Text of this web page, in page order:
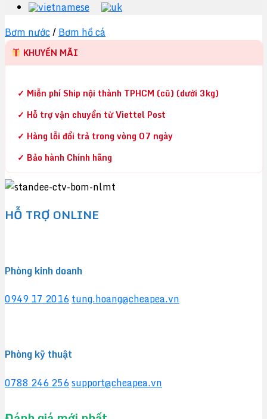
Bơm nước/Bơm hồ cá
KHUYẾN MÃI
✓ Miễn phí Ship nội thành TPHCM (cũ) (dưới 3kg)
✓ Hỗ trợ vận chuyển từ Viettel Post
✓ Hàng lỗi đổi trả trong vòng 07 ngày
✓ Bảo hành Chính hãng
HỖ TRỢ ONLINE
Phòng kinh doanh
0949 17 2016tung.hoang@cheapea.vn
Phòng kỹ thuật
0788 246 256support@cheapea.vn